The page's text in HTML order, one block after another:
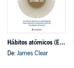
Hábitos atómicos (Español neutro)
De: James Clear